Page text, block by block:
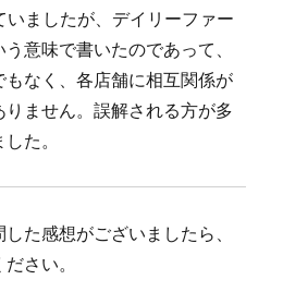
いましたが、デイリーファー
意味で書いたのであって、
なく、各店舗に相互関係が
ません。誤解される方が多
た。
た感想がございましたら、
さい。